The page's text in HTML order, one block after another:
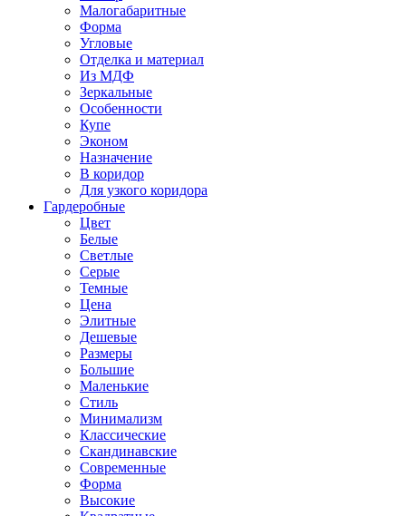
Малогабаритные
Форма
Угловые
Отделка и материал
Из МДФ
Зеркальные
Особенности
Купе
Эконом
Назначение
В коридор
Для узкого коридора
Гардеробные
Цвет
Белые
Светлые
Серые
Темные
Цена
Элитные
Дешевые
Размеры
Большие
Маленькие
Стиль
Минимализм
Классические
Скандинавские
Современные
Форма
Высокие